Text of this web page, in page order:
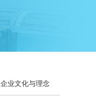
企业文化与理念